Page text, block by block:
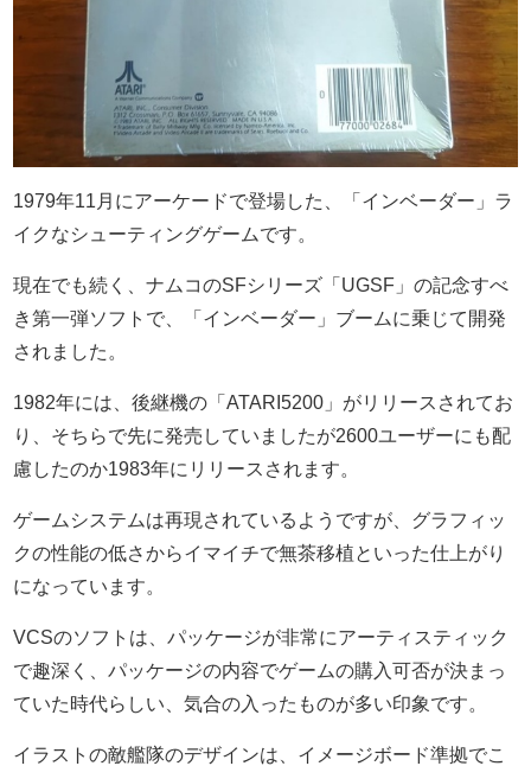
1979年11月にアーケードで登場した、「インベーダー」ラ
イクなシューティングゲームです。
現在でも続く、ナムコのSFシリーズ「UGSF」の記念すべ
き第一弾ソフトで、「インベーダー」ブームに乗じて開発
されました。
1982年には、後継機の「ATARI5200」がリリースされてお
り、そちらで先に発売していましたが2600ユーザーにも配
慮したのか1983年にリリースされます。
ゲームシステムは再現されているようですが、グラフィッ
クの性能の低さからイマイチで無茶移植といった仕上がり
になっています。
VCSのソフトは、パッケージが非常にアーティスティック
で趣深く、パッケージの内容でゲームの購入可否が決まっ
ていた時代らしい、気合の入ったものが多い印象です。
イラストの敵艦隊のデザインは、イメージボード準拠でこ